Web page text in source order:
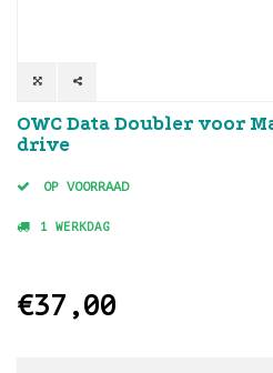
OWC Data Doubler voor
drive
OP VOORRAAD
1 WERKDAG
€37,00